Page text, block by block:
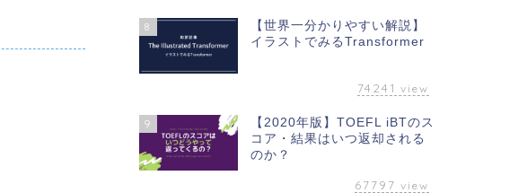
8
【世界一分かりやすい解説】
イラストでみるTransformer
74241 view
9
【2020年版】TOEFL iBTのス
コア・結果はいつ返却される
のか？
67797 view